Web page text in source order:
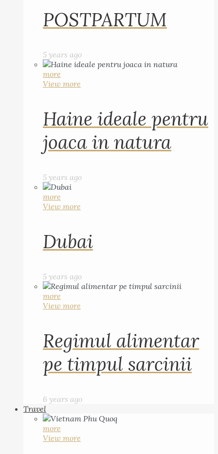
POSTPARTUM
5 years ago
more
View more
Haine ideale pentru
joaca in natura
5 years ago
more
View more
Dubai
5 years ago
more
View more
Regimul alimentar
pe timpul sarcinii
6 years ago
Travel
more
View more